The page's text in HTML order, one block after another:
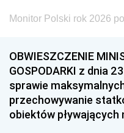
Monitor Polski rok 2026
OBWIESZCZENIE
GOSPODARKI z dnia
sprawie
przechowywanie
obiektów pływających